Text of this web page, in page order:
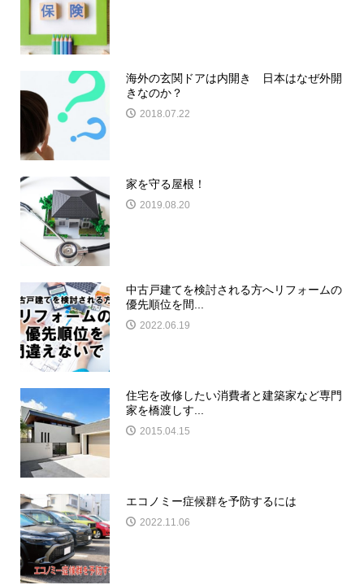
海外の玄関ドアは内開き 日本はなぜ外開
きなのか？
2018.07.22
家を守る屋根！
2019.08.20
中古戸建てを検討される方へリフォームの
優先順位を間...
2022.06.19
住宅を改修したい消費者と建築家など専門
家を橋渡しす...
2015.04.15
エコノミー症候群を予防するには
2022.11.06